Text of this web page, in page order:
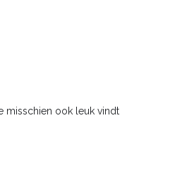
misschien ook leuk vindt